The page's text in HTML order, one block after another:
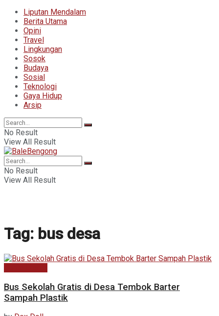
Liputan Mendalam
Berita Utama
Opini
Travel
Lingkungan
Sosok
Budaya
Sosial
Teknologi
Gaya Hidup
Arsip
No Result
View All Result
No Result
View All Result
Tag: bus desa
Bus Sekolah Gratis di Desa Tembok Barter
Sampah Plastik